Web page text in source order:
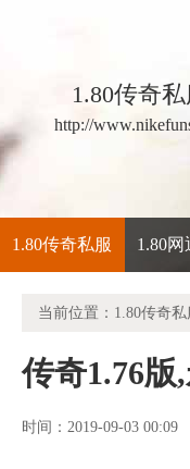
1.80传奇私
http://
1.80传奇私服 1.80
当前位置： 1.80传奇私
传奇1.76
时间：2019-09-03 00:09